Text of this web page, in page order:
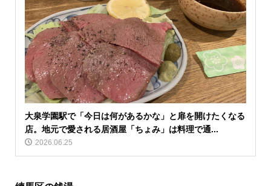
大泉学園駅で「今日は何があるかな」と扉を開けたくなる
店。地元で愛される居酒屋「ちょみ」は料理で通...
2026.06.25